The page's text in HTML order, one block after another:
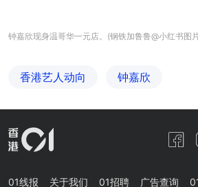
钟嘉欣现身温哥华一元店。(钢铁加鲁鲁@小红书图
香港艺人动向 钟嘉欣
01线报 关于我们 01招聘 广告查询